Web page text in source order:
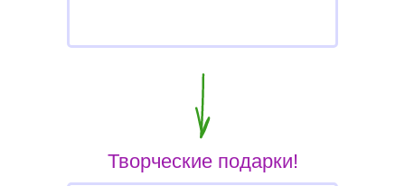
Творческие подарки!